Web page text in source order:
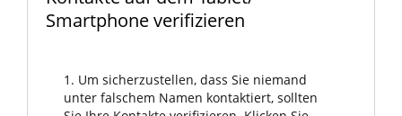
Smartphone verifizieren
1. Um sicherzustellen, dass Sie niemand
unter falschem Namen kontaktiert, sollten